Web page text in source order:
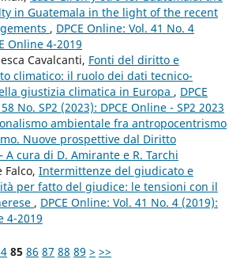
in Guatemala in the light of the recent
, DPCE Online: Vol. 41 No. 4
Online 4-2019
Cavalcanti, Fonti del diritto e
climatico: il ruolo dei dati tecnico-
giustizia climatica in Europa , DPCE
No. SP2 (2023): DPCE Online - SP2 2023
ambientale fra antropocentrismo
Nuove prospettive dal Diritto
A cura di D. Amirante e R. Tarchi
Falco, Intermittenze del giudicato e
per fatto del giudice: le tensioni con il
, DPCE Online: Vol. 41 No. 4 (2019):
4-2019
85 86 87 88 89 > >>